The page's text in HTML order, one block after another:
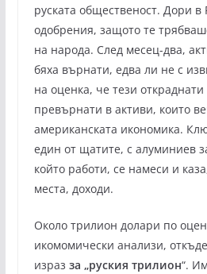
руската общественост. Дори в
одобрения, защото те
на народа. След месец-два,
бяха върнати, едва ли не с
на оценка, че тези
превърнати в активи, които
американската икономика.
един от щатите, с алуминиев
който работи, се намеси и
места, доходи.
Около трилион долари по
икомомически анализи,
израз за „руския трилион“.